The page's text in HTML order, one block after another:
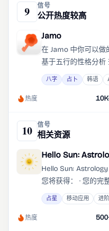
9 信号
公开热度较高
Jamo
在 Jamo 中你可以做
基于五行的性格分析
解读 恋爱、财富与
验专属于你的 3D 五
更优雅、更个性化
询应用。
八字 占卜 韩语
热度
10 信号
相关资源
Hello Sun:
Hello Sun: Astrology
您将获得： · 您的完
言进行解释 · 每日解
注意的事项 · 每堂占
与您生活中的人的
占星 移动应用 进
热度